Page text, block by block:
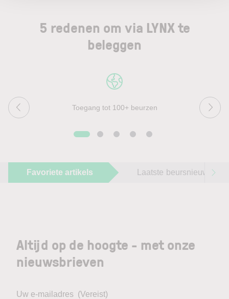
5 redenen om via LYNX te
beleggen
Toegang tot 100+ beurzen
Favoriete artikels Laatste beursnieuws
Altijd op de hoogte - met onze
nieuwsbrieven
Uw e-mailadres (Vereist)